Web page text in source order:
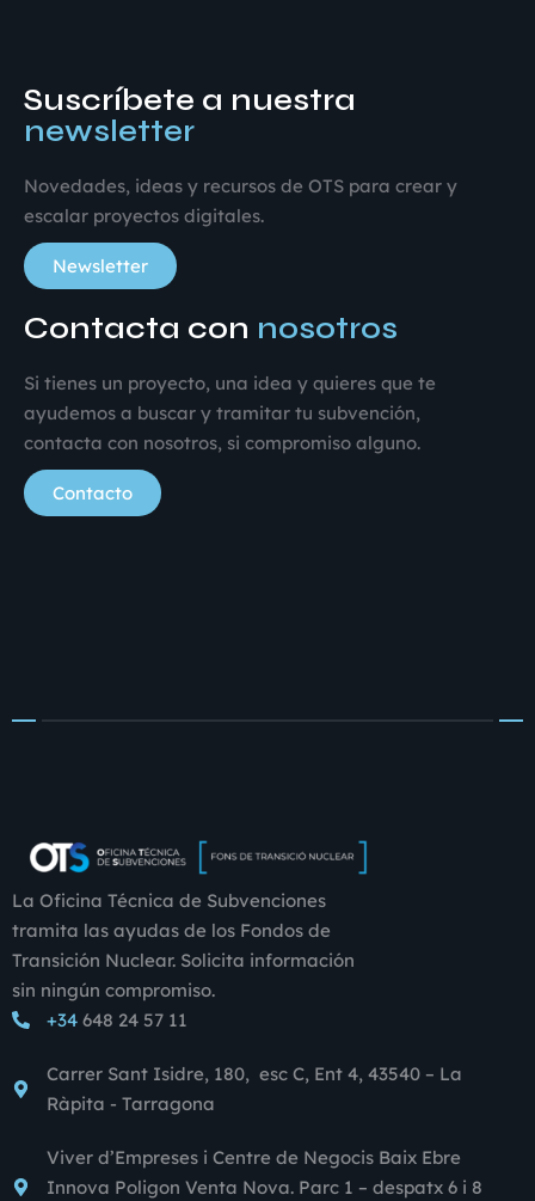
Suscríbete a nuestra
newsletter
Novedades, ideas y recursos de OTS para crear y
escalar proyectos digitales.
Newsletter
Contacta con nosotros
Si tienes un proyecto, una idea y quieres que te
ayudemos a buscar y tramitar tu subvención,
contacta con nosotros, si compromiso alguno.
Contacto
La Oficina Técnica de Subvenciones
tramita las ayudas de los Fondos de
Transición Nuclear. Solicita información
sin ningún compromiso.
+34648 24 57 11
Carrer Sant Isidre, 180, esc C, Ent 4, 43540 – La
Ràpita - Tarragona
Viver d’Empreses i Centre de Negocis Baix Ebre
Innova Poligon Venta Nova. Parc 1 – despatx 6 i 8